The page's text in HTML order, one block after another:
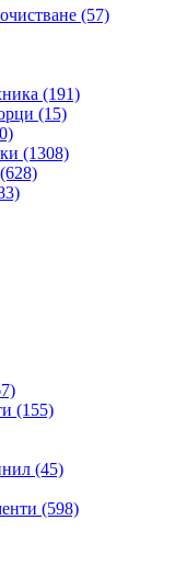
(57)
(191)
(15)
(1308)
(628)
(155)
(45)
(598)